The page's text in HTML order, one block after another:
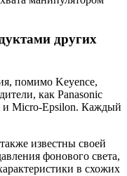
других
помимо Keyence,
как Panasonic
и Micro-Epsilon. Каждый
известны своей
фонового света,
в схожих